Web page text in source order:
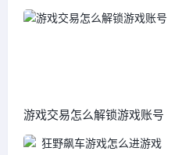
会怎么样
游戏交易怎么解锁游戏账号